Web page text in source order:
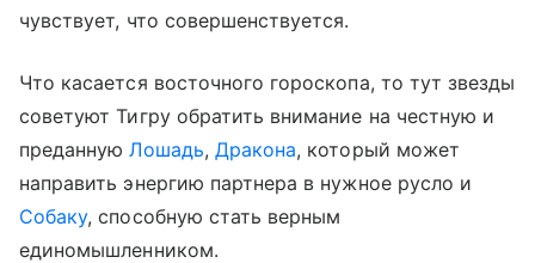
чувствует, что совершенствуется.
Что касается восточного гороскопа, то тут звезды
советуют Тигру обратить внимание на честную и
преданнуюЛошадь, Дракона, который может
направить энергию партнера в нужное русло и
Собаку, способную стать верным
единомышленником.